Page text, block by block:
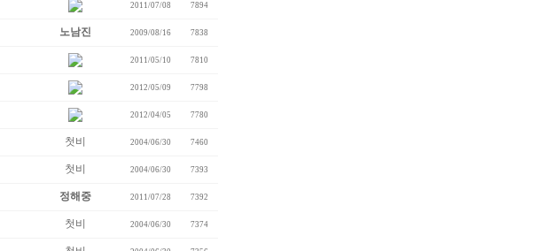
2011/07/08 7894
노남진 2009/08/16 7838
2011/05/10 7810
2012/05/09 7798
2012/04/05 7780
첫비 2004/06/30 7460
첫비 2004/06/30 7393
정해중 2011/07/28 7392
첫비 2004/06/30 7374